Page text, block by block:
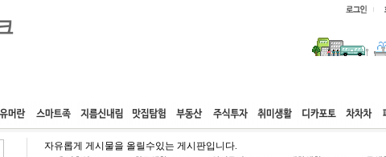
속도패치 웹호스팅 공동구매 고객센터
자유롭게 게시물을 올릴수있는 게시판입니다.